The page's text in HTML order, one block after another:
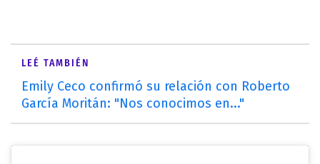
LEÉ TAMBIÉN
Emily Ceco confirmó su relación con Roberto
García Moritán: "Nos conocimos en..."